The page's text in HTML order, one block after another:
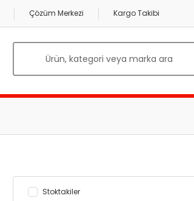
Çözüm Merkezi Kargo Takibi
Stoktakiler